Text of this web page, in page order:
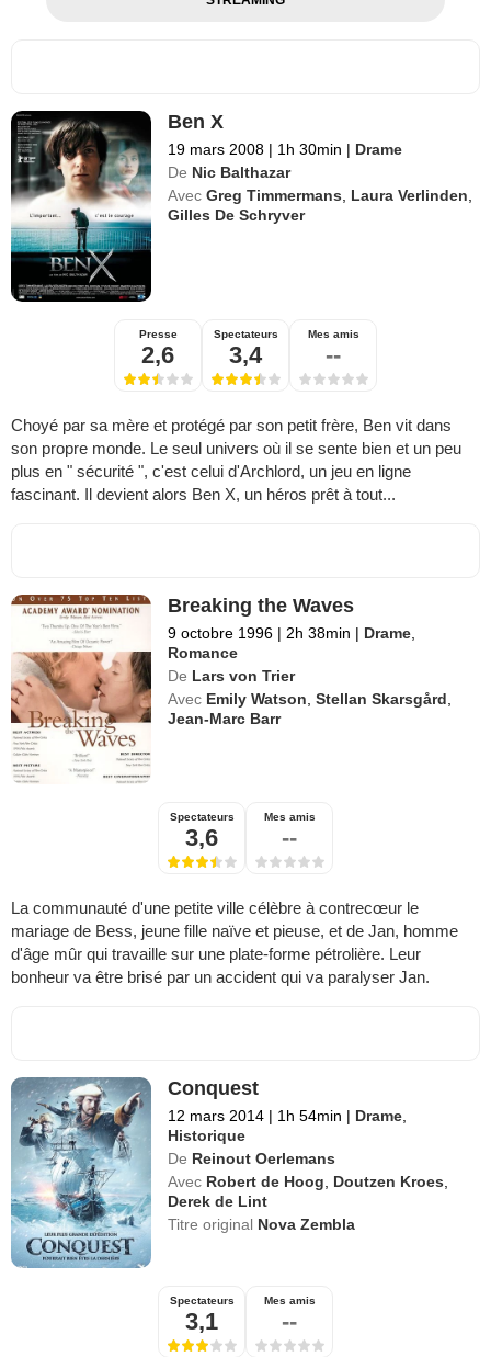
Ben X
19 mars 2008 | 1h 30min | Drame
De Nic Balthazar
Avec Greg Timmermans Laura Verlinden
Gilles De Schryver
Presse
2,6
Spectateurs
3,4
Mes amis
--
Choyé par sa mère et protégé par son petit frère, Ben vit dans
son propre monde. Le seul univers où il se sente bien et un peu
plus en " sécurité ", c'est celui d'Archlord, un jeu en ligne
fascinant. Il devient alors Ben X, un héros prêt à tout...
Breaking the Waves
9 octobre 1996 | 2h 38min | Drame
Romance
De Lars von Trier
Avec Emily Watson ,Stellan Skarsgård
Jean-Marc Barr
Spectateurs
3,6
Mes amis
--
La communauté d'une petite ville célèbre à contrecœur le
mariage de Bess, jeune fille naïve et pieuse, et de Jan, homme
d'âge mûr qui travaille sur une plate-forme pétrolière. Leur
bonheur va être brisé par un accident qui va paralyser Jan.
Conquest
12 mars 2014 | 1h 54min | Drame,
Historique
De Reinout Oerlemans
Avec Robert de Hoog, Doutzen Kroes,
Derek de Lint
Titre original Nova Zembla
Spectateurs
3,1
Mes amis
--